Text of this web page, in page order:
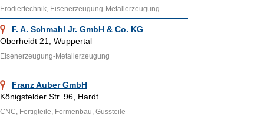
Erodiertechnik, Eisenerzeugung-Metallerzeugung
F. A. Schmahl Jr. GmbH & Co. KG
Oberheidt 21, Wuppertal
Eisenerzeugung-Metallerzeugung
Franz Auber GmbH
Königsfelder Str. 96, Hardt
CNC, Fertigteile, Formenbau, Gussteile